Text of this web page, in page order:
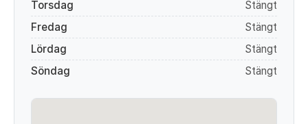
Torsdag
Stängt
Fredag
Stängt
Lördag
Stängt
Söndag
Stängt